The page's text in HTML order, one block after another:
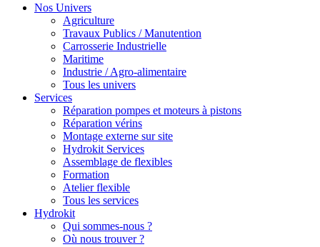
Nos Univers
Agriculture
Travaux Publics / Manutention
Carrosserie Industrielle
Maritime
Industrie / Agro-alimentaire
Tous les univers
Services
Réparation pompes et moteurs à pistons
Réparation vérins
Montage externe sur site
Hydrokit Services
Assemblage de flexibles
Formation
Atelier flexible
Tous les services
Hydrokit
Qui sommes-nous ?
Où nous trouver ?